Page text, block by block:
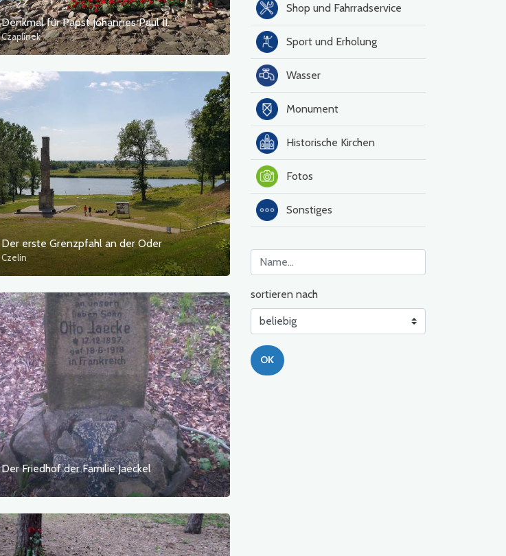
Denkmal für Papst Johannes Paul II.
Czaplinek
Der erste Grenzpfahl an der Oder
Czelin
Der Friedhof der Familie Jaeckel
Shop und Fahrradservice
Sport und Erholung
Wasser
Monument
Historische Kirchen
Fotos
Sonstiges
sortieren nach
OK